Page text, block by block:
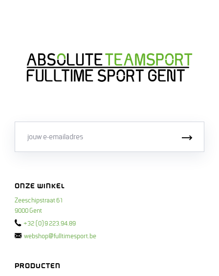
ONZE WINKEL
Zeeschipstraat 61
9000 Gent
+32 (0)9 223.94.89
webshop@fulltimesport.be
PRODUCTEN